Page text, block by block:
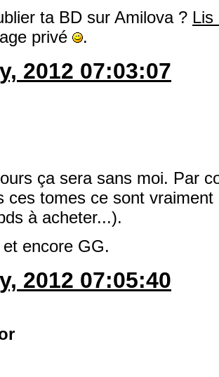
ta BD sur Amilova ? Lis
privé
.
2012 07:03:07
ça sera sans moi. Par
ces tomes ce sont
à acheter...).
encore GG.
2012 07:05:40